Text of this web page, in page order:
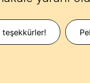
teşekkürler!